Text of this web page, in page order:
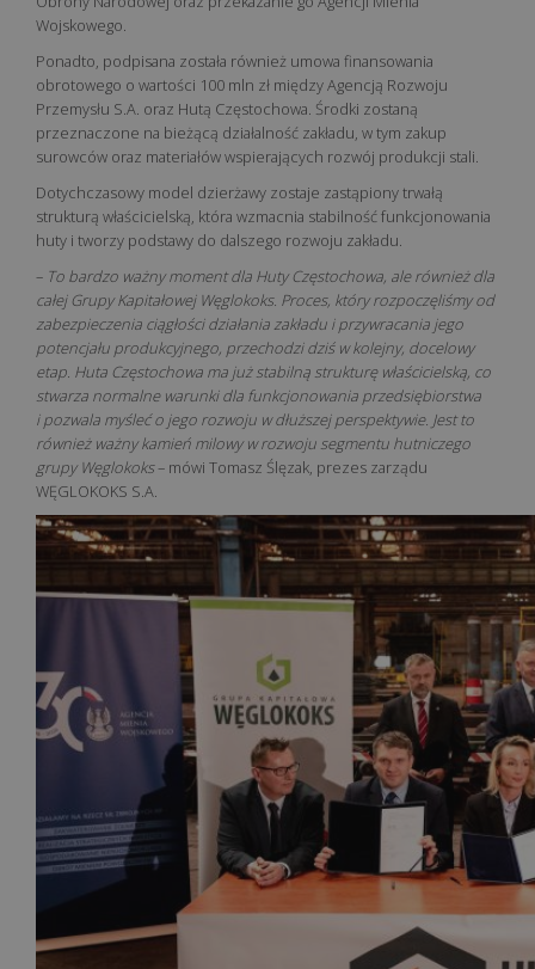
Wojskowego.
Ponadto, podpisana została również umowa finansowania
obrotowego o wartości 100 mln zł między Agencją Rozwoju
Przemysłu S.A. oraz Hutą Częstochowa. Środki zostaną
przeznaczone na bieżącą działalność zakładu, w tym zakup
surowców oraz materiałów wspierających rozwój produkcji stali.
Dotychczasowy model dzierżawy zostaje zastąpiony trwałą
strukturą właścicielską, która wzmacnia stabilność funkcjonowania
huty i tworzy podstawy do dalszego rozwoju zakładu.
– To bardzo ważny moment dla Huty Częstochowa, ale również dla
całej Grupy Kapitałowej Węglokoks. Proces, który rozpoczęliśmy od
zabezpieczenia ciągłości działania zakładu i przywracania jego
potencjału produkcyjnego, przechodzi dziś w kolejny, docelowy
etap. Huta Częstochowa ma już stabilną strukturę właścicielską, co
stwarza normalne warunki dla funkcjonowania przedsiębiorstwa
i pozwala myśleć o jego rozwoju w dłuższej perspektywie. Jest to
również ważny kamień milowy w rozwoju segmentu hutniczego
grupy Węglokoks– mówi Tomasz Ślęzak, prezes zarządu
WĘGLOKOKS S.A.